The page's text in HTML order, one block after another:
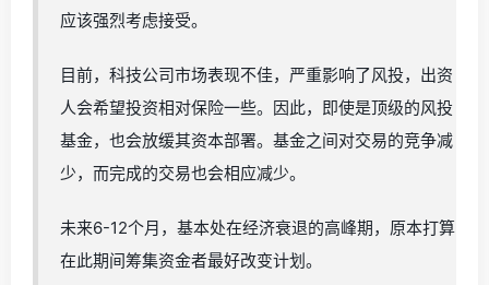
应该强烈考虑接受。
目前，科技公司市场表现不佳，严重影响了风投，出资
人会希望投资相对保险一些。因此，即使是顶级的风投
基金，也会放缓其资本部署。基金之间对交易的竞争减
少，而完成的交易也会相应减少。
未来6-12个月，基本处在经济衰退的高峰期，原本打算
在此期间筹集资金者最好改变计划。